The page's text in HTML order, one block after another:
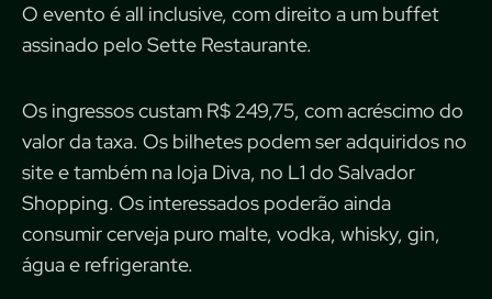
O evento é all inclusive, com direito a um buffet
assinado pelo Sette Restaurante.
Os ingressos custam R$ 249,75, com acréscimo do
valor da taxa. Os bilhetes podem ser adquiridos no
site e também na loja Diva, no L1 do Salvador
Shopping. Os interessados poderão ainda
consumir cerveja puro malte, vodka, whisky, gin,
água e refrigerante.